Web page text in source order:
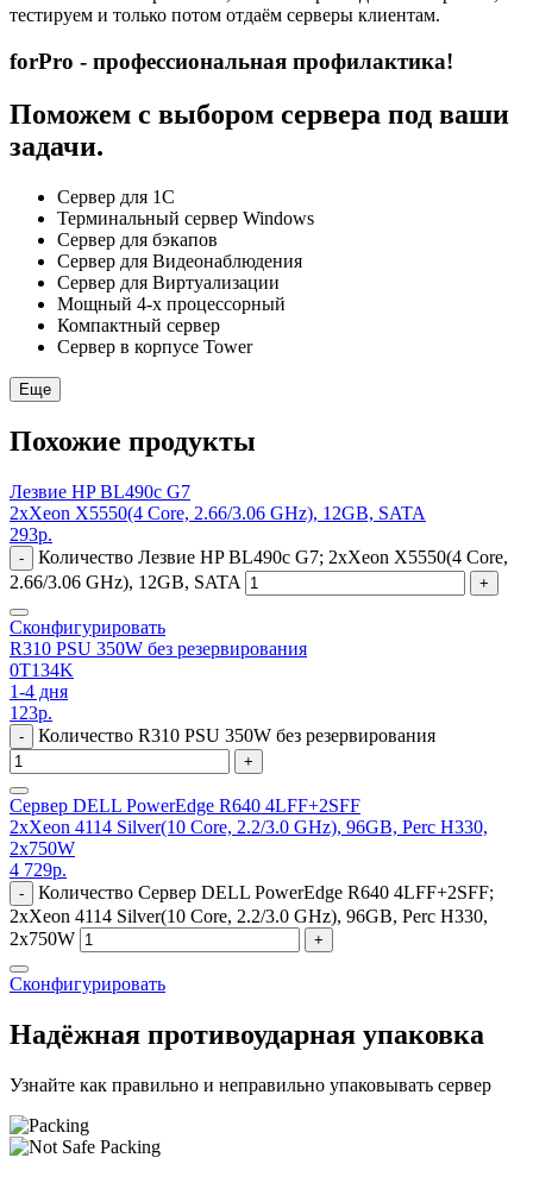
тестируем и только потом отдаём серверы клиентам.
forPro - профессиональная профилактика!
Поможем с выбором сервера под ваши
задачи.
Сервер для 1С
Терминальный сервер Windows
Сервер для бэкапов
Сервер для Видеонаблюдения
Сервер для Виртуализации
Мощный 4-х процессорный
Компактный сервер
Сервер в корпусе Tower
Еще
Похожие продукты
Лезвие HP BL490c G7
2xXeon X5550(4 Core, 2.66/3.06 GHz), 12GB, SATA
293р.
-
Количество Лезвие HP BL490c G7; 2xXeon X5550(4 Core,
2.66/3.06 GHz), 12GB, SATA
+
Сконфигурировать
R310 PSU 350W без резервирования
0T134K
1-4 дня
123р.
- Количество R310 PSU 350W без резервирования
+
Сервер DELL PowerEdge R640 4LFF+2SFF
2xXeon 4114 Silver(10 Core, 2.2/3.0 GHz), 96GB, Perc H330,
2x750W
4 729р.
-
Количество Сервер DELL PowerEdge R640 4LFF+2SFF;
2xXeon 4114 Silver(10 Core, 2.2/3.0 GHz), 96GB, Perc H330,
2x750W
+
Сконфигурировать
Надёжная противоударная упаковка
Узнайте как правильно и неправильно упаковывать сервер